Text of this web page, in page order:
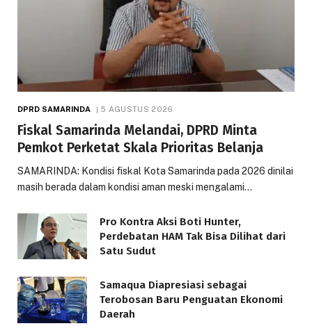
DPRD SAMARINDA 5 AGUSTUS 2026
Fiskal Samarinda Melandai, DPRD Minta
Pemkot Perketat Skala Prioritas Belanja
SAMARINDA: Kondisi fiskal Kota Samarinda pada 2026 dinilai
masih berada dalam kondisi aman meski mengalami…
Pro Kontra Aksi Boti Hunter,
Perdebatan HAM Tak Bisa Dilihat dari
Satu Sudut
Samaqua Diapresiasi sebagai
Terobosan Baru Penguatan Ekonomi
Daerah